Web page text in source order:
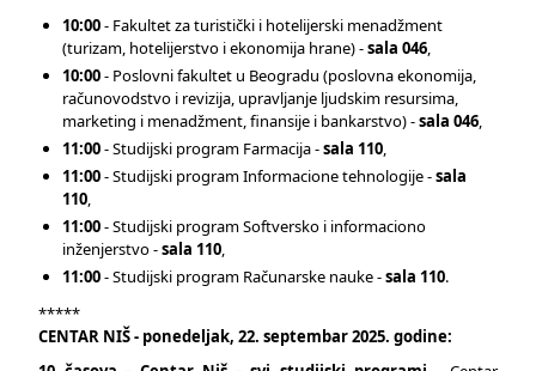
10:00- Fakultet za turistički i hotelijerski menadžment
(turizam, hotelijerstvo i ekonomija hrane) -sala 046,
10:00- Poslovni fakultet u Beogradu (poslovna ekonomija,
računovodstvo i revizija, upravljanje ljudskim resursima,
marketing i menadžment, finansije i bankarstvo) -sala 046,
11:00- Studijski program Farmacija -sala 110,
11:00- Studijski program Informacione tehnologije -sala
110,
11:00- Studijski program Softversko i informaciono
inženjerstvo -sala 110,
11:00- Studijski program Računarske nauke -sala 110.
*****
CENTAR NIŠ - ponedeljak, 22. septembar 2025. godine: